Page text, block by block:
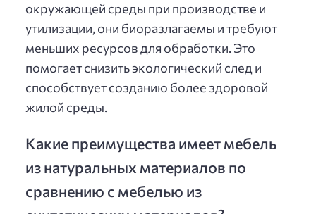
окружающей среды при производстве и
утилизации, они биоразлагаемы и требуют
меньших ресурсов для обработки. Это
помогает снизить экологический след и
способствует созданию более здоровой
жилой среды.
Какие преимущества имеет мебель
из натуральных материалов по
сравнению с мебелью из